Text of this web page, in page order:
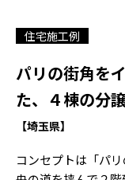
住宅施工例
パリの街角を
た、４棟の分
【埼玉県】
コンセプトは「パ